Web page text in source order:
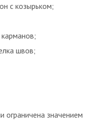
с козырьком;
швов;
ограничена значением